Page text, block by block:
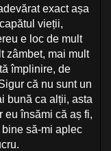
exact așa
vieții,
e loc de mult
zâmbet, mai mult
împlinire, de
că nu sunt un
bună ca alții, asta
eu însămi că aș fi,
să-mi aplec